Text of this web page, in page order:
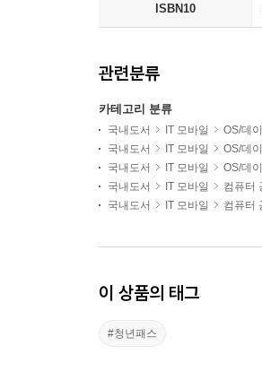
ISBN10
관련분류
카테고리 분류
국내도서 IT 모바일 OS/데
국내도서
IT 모바일 OS/데
국내도서
IT 모바일 OS/데
국내도서
IT 모바일 컴퓨터
국내도서
IT 모바일 컴퓨터
이 상품의 태그
#청년패스